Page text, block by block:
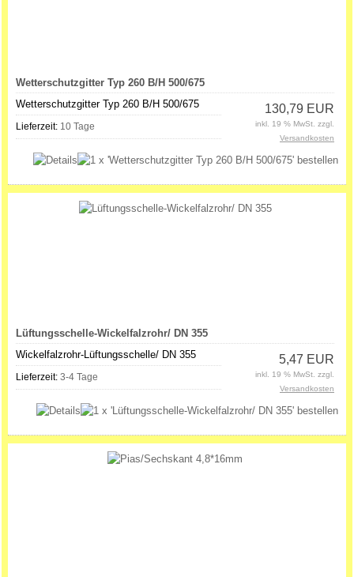
Wetterschutzgitter Typ 260 B/H 500/675
Wetterschutzgitter Typ 260 B/H 500/675
Lieferzeit: 10 Tage
130,79 EUR
inkl. 19 % MwSt. zzgl.
Versandkosten
Lüftungsschelle-Wickelfalzrohr/ DN 355
Wickelfalzrohr-Lüftungsschelle/ DN 355
Lieferzeit: 3-4 Tage
5,47 EUR
inkl. 19 % MwSt. zzgl.
Versandkosten